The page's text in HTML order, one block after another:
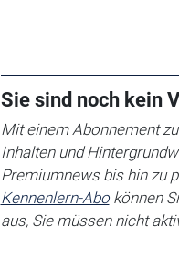
Sie sind noch kein
Mit einem Abonnement
Inhalten und
Premiumnews bis hin zu
Kennenlern-Abokönnen
aus, Sie müssen nicht